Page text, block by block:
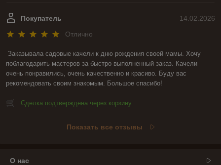
14.02.2026
Покупатель
Отлично
Заказывала садовые качели к дню рождения своей мамы. Хочу
поблагодарить мастеров за быстро выполненный заказ. Качели
очень понравились, очень качественно и красиво. Буду вас
рекомендовать своим знакомым. Большое спасибо!
Сделка подтверждена через корзину
Показать все отзывы
О нас